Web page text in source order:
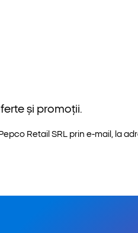
și promoții.
Retail SRL prin e-mail, la